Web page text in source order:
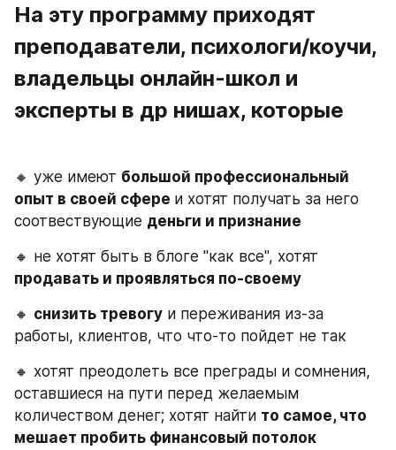
На эту программу приходят
преподаватели, психологи/коучи,
владельцы онлайн-школ и
эксперты в др нишах, которые
🔸 уже имеют большой профессиональный
опыт в своей сфере и хотят получать за него
соотвествующие деньги и признание
продавать и проявляться по-своему
🔸 снизить тревогу и переживания из-за
работы, клиентов, что что-то пойдет не так
🔸 хотят преодолеть все преграды и сомнения,
оставшиеся на пути перед желаемым
количеством денег; хотят найти то самое, что
мешает пробить финансовый потолок